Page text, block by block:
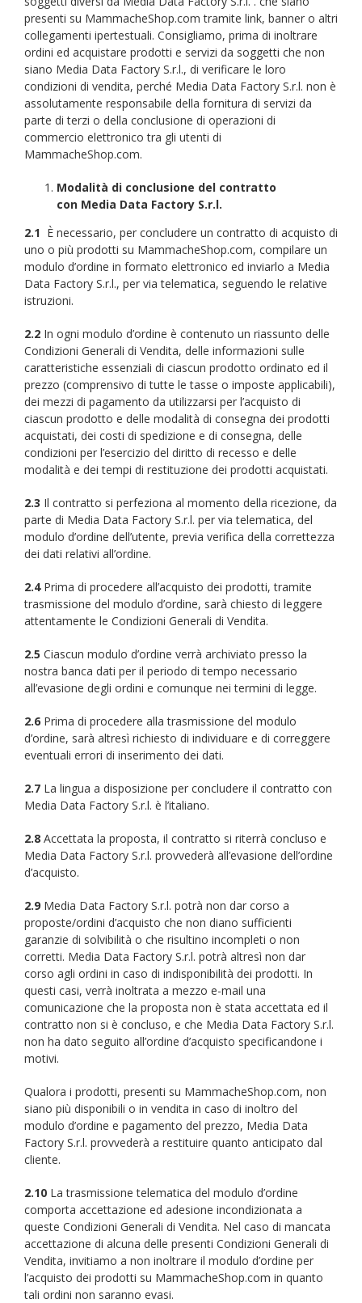
presenti su MammacheShop.com tramite link, banner o altri
collegamenti ipertestuali. Consigliamo, prima di inoltrare
ordini ed acquistare prodotti e servizi da soggetti che non
siano Media Data Factory S.r.l., di verificare le loro
condizioni di vendita, perché Media Data Factory S.r.l. non è
assolutamente responsabile della fornitura di servizi da
parte di terzi o della conclusione di operazioni di
commercio elettronico tra gli utenti di
MammacheShop.com.
Modalità di conclusione del contratto
con Media Data Factory S.r.l.
2.1 È necessario, per concludere un contratto di acquisto di
uno o più prodotti su MammacheShop.com, compilare un
modulo d’ordine in formato elettronico ed inviarlo a Media
Data Factory S.r.l., per via telematica, seguendo le relative
istruzioni.
2.2 In ogni modulo d’ordine è contenuto un riassunto delle
Condizioni Generali di Vendita, delle informazioni sulle
caratteristiche essenziali di ciascun prodotto ordinato ed il
prezzo (comprensivo di tutte le tasse o imposte applicabili),
dei mezzi di pagamento da utilizzarsi per l’acquisto di
ciascun prodotto e delle modalità di consegna dei prodotti
acquistati, dei costi di spedizione e di consegna, delle
condizioni per l’esercizio del diritto di recesso e delle
modalità e dei tempi di restituzione dei prodotti acquistati.
2.3 Il contratto si perfeziona al momento della ricezione, da
parte di Media Data Factory S.r.l. per via telematica, del
modulo d’ordine dell’utente, previa verifica della correttezza
dei dati relativi all’ordine.
2.4 Prima di procedere all’acquisto dei prodotti, tramite
trasmissione del modulo d’ordine, sarà chiesto di leggere
attentamente le Condizioni Generali di Vendita.
2.5 Ciascun modulo d’ordine verrà archiviato presso la
nostra banca dati per il periodo di tempo necessario
all’evasione degli ordini e comunque nei termini di legge.
2.6 Prima di procedere alla trasmissione del modulo
d’ordine, sarà altresì richiesto di individuare e di correggere
eventuali errori di inserimento dei dati.
2.7 La lingua a disposizione per concludere il contratto con
Media Data Factory S.r.l. è l’italiano.
2.8 Accettata la proposta, il contratto si riterrà concluso e
Media Data Factory S.r.l. provvederà all’evasione dell’ordine
d’acquisto.
2.9 Media Data Factory S.r.l. potrà non dar corso a
proposte/ordini d’acquisto che non diano sufficienti
garanzie di solvibilità o che risultino incompleti o non
corretti. Media Data Factory S.r.l. potrà altresì non dar
corso agli ordini in caso di indisponibilità dei prodotti. In
questi casi, verrà inoltrata a mezzo e-mail una
comunicazione che la proposta non è stata accettata ed il
contratto non si è concluso, e che Media Data Factory S.r.l.
non ha dato seguito all’ordine d’acquisto specificandone i
motivi.
Qualora i prodotti, presenti su MammacheShop.com, non
siano più disponibili o in vendita in caso di inoltro del
modulo d’ordine e pagamento del prezzo, Media Data
Factory S.r.l. provvederà a restituire quanto anticipato dal
cliente.
2.10 La trasmissione telematica del modulo d’ordine
comporta accettazione ed adesione incondizionata a
queste Condizioni Generali di Vendita. Nel caso di mancata
accettazione di alcuna delle presenti Condizioni Generali di
Vendita, invitiamo a non inoltrare il modulo d’ordine per
l’acquisto dei prodotti su MammacheShop.com in quanto
tali ordini non saranno evasi.